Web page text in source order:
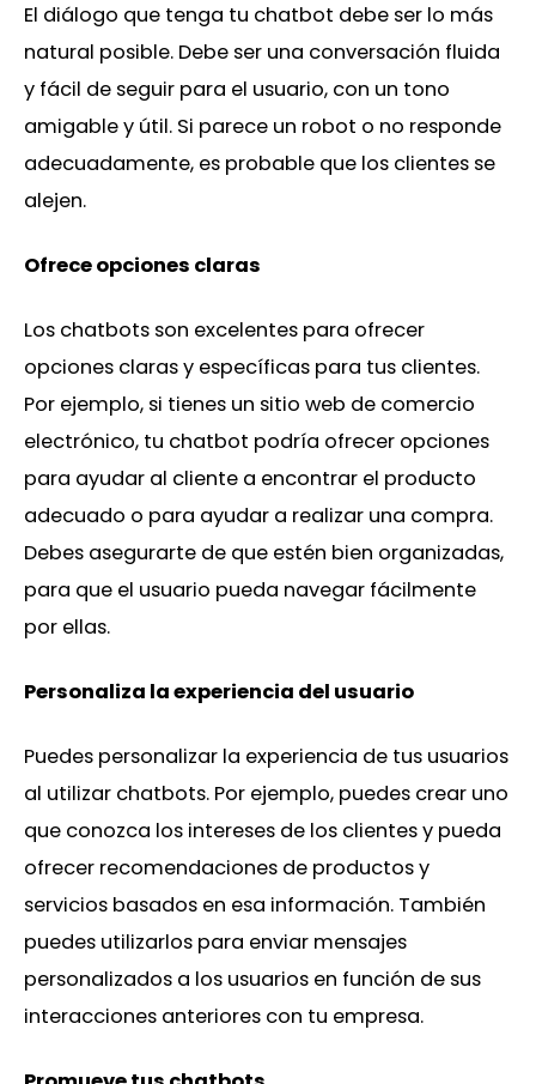
El diálogo que tenga tu chatbot debe ser lo más
natural posible. Debe ser una conversación fluida
y fácil de seguir para el usuario, con un tono
amigable y útil. Si parece un robot o no responde
adecuadamente, es probable que los clientes se
alejen.
Ofrece opciones claras
Los chatbots son excelentes para ofrecer
opciones claras y específicas para tus clientes.
Por ejemplo, si tienes un sitio web de comercio
electrónico, tu chatbot podría ofrecer opciones
para ayudar al cliente a encontrar el producto
adecuado o para ayudar a realizar una compra.
Debes asegurarte de que estén bien organizadas,
para que el usuario pueda navegar fácilmente
por ellas.
Personaliza la experiencia del usuario
Puedes personalizar la experiencia de tus usuarios
al utilizar chatbots. Por ejemplo, puedes crear uno
que conozca los intereses de los clientes y pueda
ofrecer recomendaciones de productos y
servicios basados en esa información. También
puedes utilizarlos para enviar mensajes
personalizados a los usuarios en función de sus
interacciones anteriores con tu empresa.